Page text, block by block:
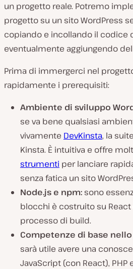
un progetto reale. Potremo
progetto su un sito WordPress
copiando e incollando il codice
eventualmente aggiungendo
Prima di immergerci nel
rapidamente i prerequisiti:
Ambiente di sviluppo
se va bene qualsiasi
vivamente DevKinsta, la
Kinsta. È intuitiva e offre
strumenti per lanciare
senza fatica un sito
Node.js e npm: sono
blocchi è costruito su
processo di build.
Competenze di base
sarà utile avere una
JavaScript (con React), PHP